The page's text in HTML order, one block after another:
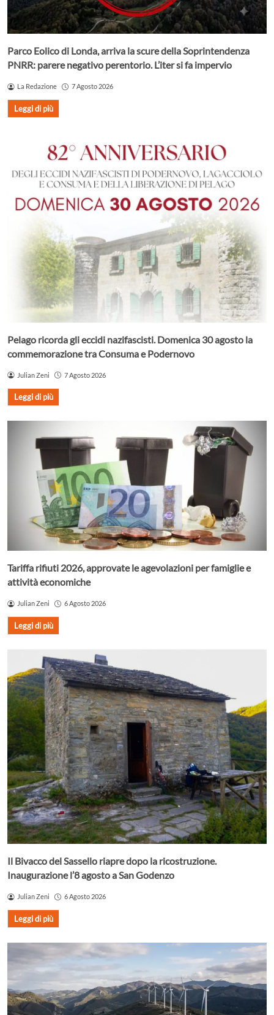
Parco Eolico di Londa, arriva la scure della Soprintendenza
PNRR: parere negativo perentorio. L’iter si fa impervio
La Redazione 7 Agosto 2026
Leggi di più
Pelago ricorda gli eccidi nazifascisti. Domenica 30 agosto la
commemorazione tra Consuma e Podernovo
Julian Zeni 7 Agosto 2026
Leggi di più
Tariffa rifiuti 2026, approvate le agevolazioni per famiglie e
attività economiche
Julian Zeni 6 Agosto 2026
Leggi di più
Il Bivacco del Sassello riapre dopo la ricostruzione.
Inaugurazione l’8 agosto a San Godenzo
Julian Zeni 6 Agosto 2026
Leggi di più